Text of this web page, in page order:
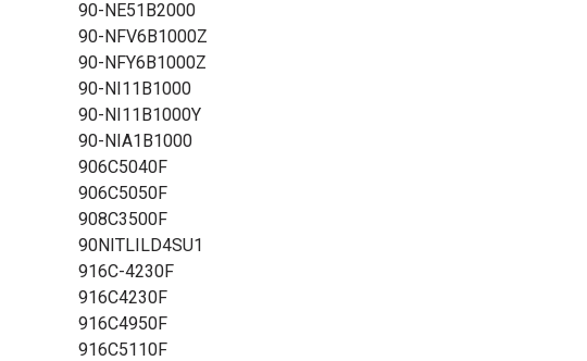
90-NE51B2000
90-NFV6B1000Z
90-NFY6B1000Z
90-NI11B1000
90-NI11B1000Y
90-NIA1B1000
906C5040F
906C5050F
908C3500F
90NITLILD4SU1
916C-4230F
916C4230F
916C4950F
916C5110F